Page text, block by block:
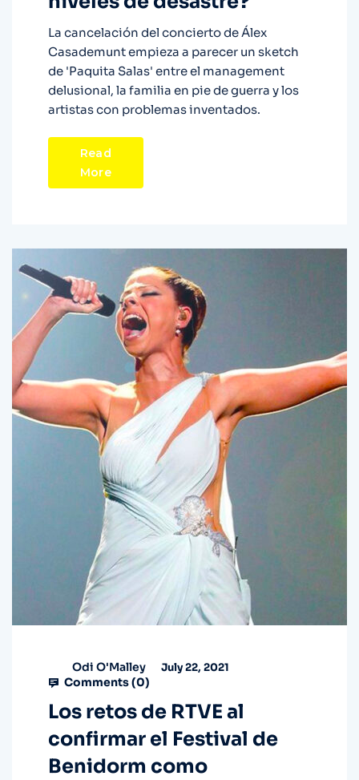
La cancelación del concierto de Álex
Casademunt empieza a parecer un sketch
de 'Paquita Salas' entre el management
delusional, la familia en pie de guerra y los
artistas con problemas inventados.
Read
More
Odi O'Malley July 22, 2021
Comments (0)
Los retos de RTVE al
confirmar el Festival de
Benidorm como